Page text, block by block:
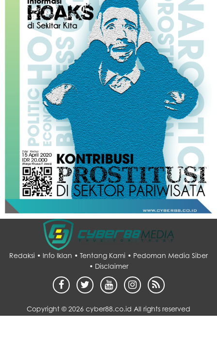
Redaksi • Info Iklan • Tentang Kami • Pedoman Media Siber
• Disclaimer
Copyright ©2026 cyber88.co.id All rights reserved